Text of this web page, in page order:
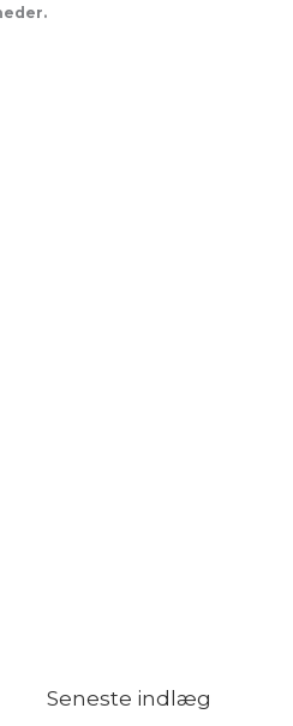
Seneste indlæg